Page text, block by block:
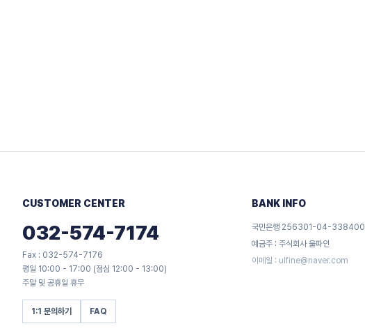
CUSTOMER CENTER
032-574-7174
Fax : 032-574-7176
평일 10:00 - 17:00 (점심 12:00 - 13:00)
주말 및 공휴일 휴무
1:1 문의하기 FAQ
BANK INFO
국민은행 256301-04-338400
예금주 : 주식회사 울파인
이메일 : ulfine@naver.com